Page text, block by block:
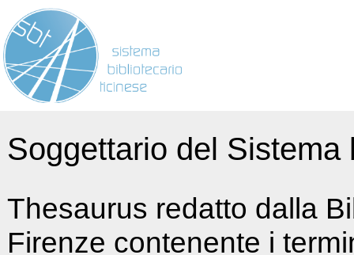
Soggettario del
Thesaurus redatto dalla
Firenze contenente i